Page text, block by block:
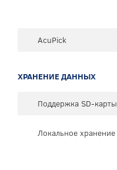
AcuPick
ХРАНЕНИЕ ДАННЫХ
Поддержка SD-карты
Локальное хранение